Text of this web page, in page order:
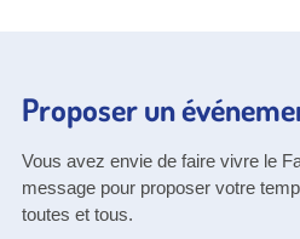
Proposer un
Vous avez envie de faire vivre le
message pour proposer votre
toutes et tous.